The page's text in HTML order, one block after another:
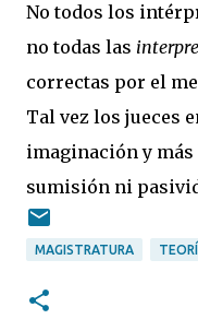
No todos los
no todas las
correctas por el
Tal vez los jueces
imaginación y
sumisión ni
MAGISTRATURA